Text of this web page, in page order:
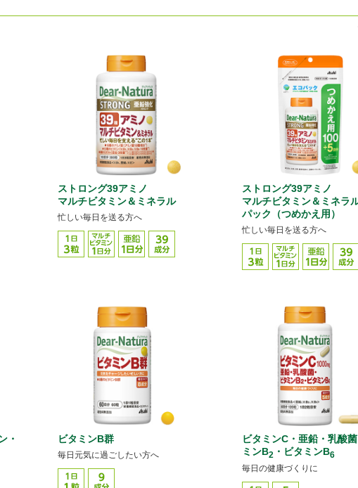
ストロング39アミノ
マルチビタミン＆ミネラル
忙しい毎日を送る方へ
ストロング39アミノ
マルチビタミン＆ミネラ
パック（つめかえ用）
忙しい毎日を送る方へ
・
ビタミンB群
毎日元気に過ごしたい方へ
ビタミンC・亜鉛・乳酸
ミンB2 ・ビタミンB6
毎日の健康づくりに